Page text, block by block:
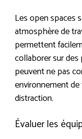
Les open spaces
atmosphère de
permettent
collaborer sur
peuvent ne pas
environnement
distraction.
Évaluer les